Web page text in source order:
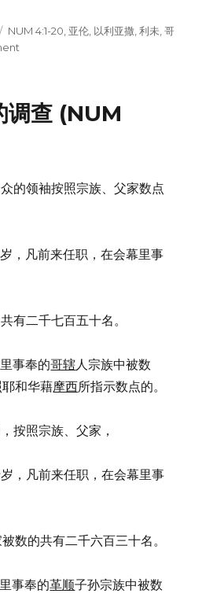
Tags
NUM 4:1-20 亚伦 以利亚撒 ,利未 ,哥
子
调查 (NUM
的领袖按照宗族、父家数点
，凡前来任职，在会幕里事
有二千七百五十名。
事奉的哥辖人宗族中被数
和华藉摩西所指示数点的。
按照宗族、父家，
，凡前来任职，在会幕里事
数的共有二千六百三十名。
事奉的革顺子孙宗族中被数